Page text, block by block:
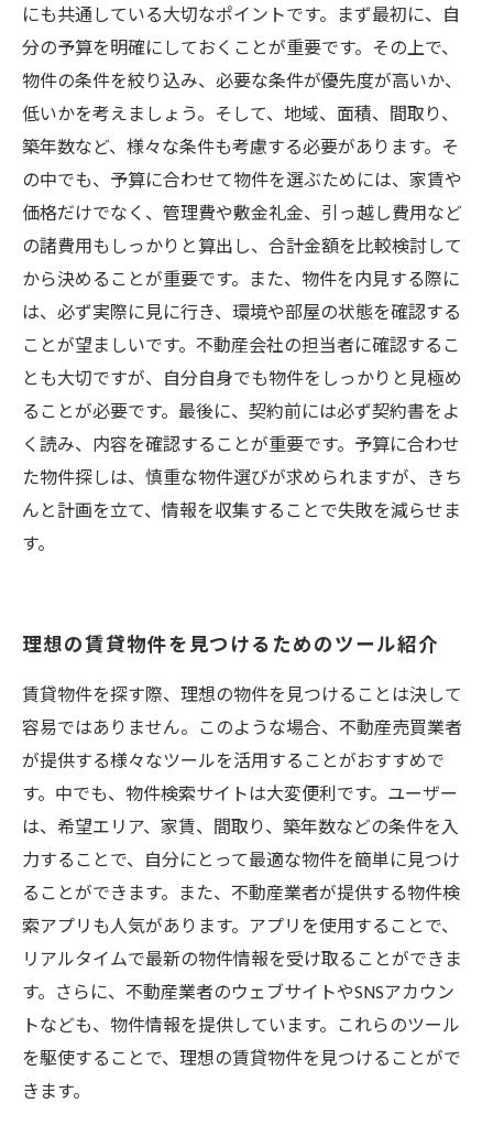
にも共通している大切なポイントです。まず最初に、自
分の予算を明確にしておくことが重要です。その上で、
物件の条件を絞り込み、必要な条件が優先度が高いか、
低いかを考えましょう。そして、地域、面積、間取り、
築年数など、様々な条件も考慮する必要があります。そ
の中でも、予算に合わせて物件を選ぶためには、家賃や
価格だけでなく、管理費や敷金礼金、引っ越し費用など
の諸費用もしっかりと算出し、合計金額を比較検討して
から決めることが重要です。また、物件を内見する際に
は、必ず実際に見に行き、環境や部屋の状態を確認する
ことが望ましいです。不動産会社の担当者に確認するこ
とも大切ですが、自分自身でも物件をしっかりと見極め
ることが必要です。最後に、契約前には必ず契約書をよ
く読み、内容を確認することが重要です。予算に合わせ
た物件探しは、慎重な物件選びが求められますが、きち
んと計画を立て、情報を収集することで失敗を減らせま
す。
理想の賃貸物件を見つけるためのツール紹介
賃貸物件を探す際、理想の物件を見つけることは決して
容易ではありません。このような場合、不動産売買業者
が提供する様々なツールを活用することがおすすめで
す。中でも、物件検索サイトは大変便利です。ユーザー
は、希望エリア、家賃、間取り、築年数などの条件を入
力することで、自分にとって最適な物件を簡単に見つけ
ることができます。また、不動産業者が提供する物件検
索アプリも人気があります。アプリを使用することで、
リアルタイムで最新の物件情報を受け取ることができま
す。さらに、不動産業者のウェブサイトやSNSアカウン
トなども、物件情報を提供しています。これらのツール
を駆使することで、理想の賃貸物件を見つけることがで
きます。